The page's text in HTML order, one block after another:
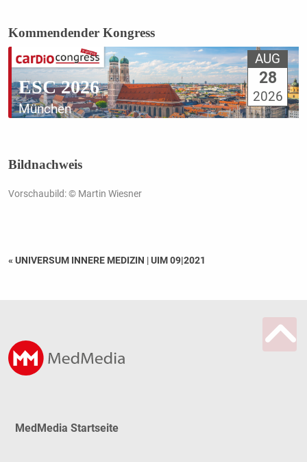
Kommendender Kongress
ESC 2026
München
AUG
28
2026
Bildnachweis
Vorschaubild: © Martin Wiesner
« UNIVERSUM INNERE MEDIZIN |UIM 09|2021
MedMedia Startseite